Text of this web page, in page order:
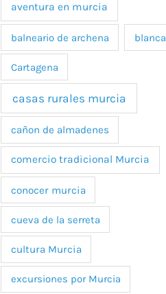
aventura en murcia
balneario de archena blanca
Cartagena
casas rurales murcia
cañon de almadenes
comercio tradicional Murcia
conocer murcia
cueva de la serreta
cultura Murcia
excursiones por Murcia